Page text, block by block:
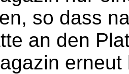
so dass
an den